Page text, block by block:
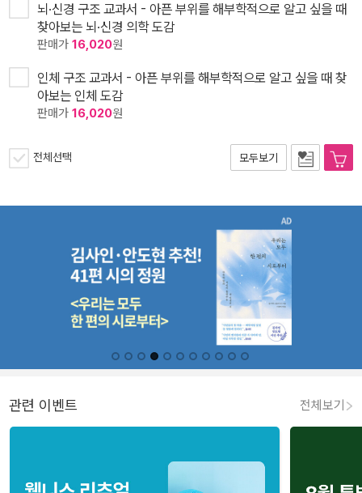
뇌·신경 구조 교과서 - 아픈 부위를 해부학적으로 알고 싶을 때
찾아보는 뇌·신경 의학 도감
판매가 16,020원
인체 구조 교과서 - 아픈 부위를 해부학적으로 알고 싶을 때 찾
아보는 인체 도감
판매가 16,020원
전체선택 모두보기
관련 이벤트 전체보기